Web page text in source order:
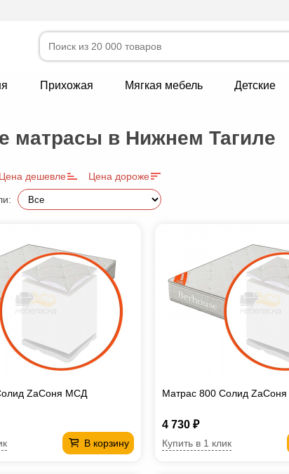
Прихожая Мягкая мебель Детские
матрасы в Нижнем Тагиле
Цена дешевле Цена дороже
ZaСоня МСД
В корзину
Матрас 800 Солид
4 730 ₽
Купить в 1 клик